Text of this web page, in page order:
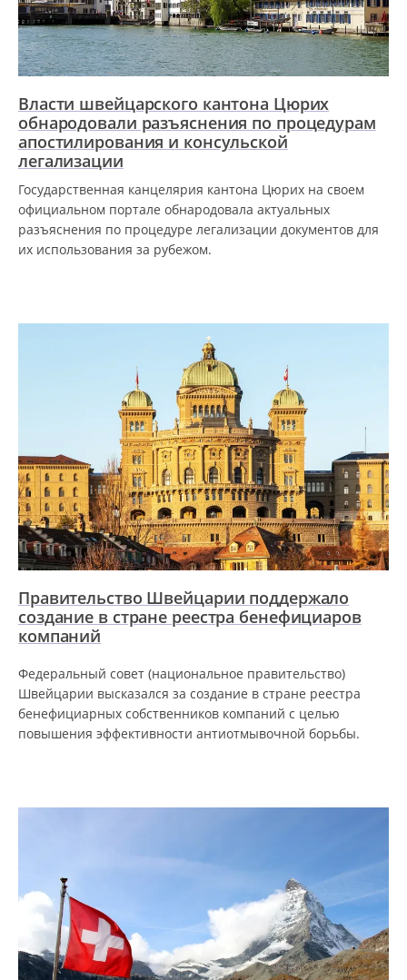
Власти швейцарского кантона Цюрих
обнародовали разъяснения по процедурам
апостилирования и консульской
легализации
Государственная канцелярия кантона Цюрих на своем
официальном портале обнародовала актуальных
разъяснения по процедуре легализации документов для
их использования за рубежом.
Правительство Швейцарии поддержало
создание в стране реестра бенефициаров
компаний
Федеральный совет (национальное правительство)
Швейцарии высказался за создание в стране реестра
бенефициарных собственников компаний с целью
повышения эффективности антиотмывочной борьбы.